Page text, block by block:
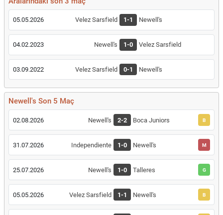
05.05.2026 Velez Sarsfield 1-1 Newell's
04.02.2023 Newell's 1-0 Velez Sarsfield
03.09.2022 Velez Sarsfield 0-1 Newell's
Newell's Son 5 Maç
02.08.2026 Newell's 2-2 Boca Juniors B
31.07.2026 Independiente 1-0 Newell's M
25.07.2026 Newell's 1-0 Talleres G
05.05.2026 Velez Sarsfield 1-1 Newell's B